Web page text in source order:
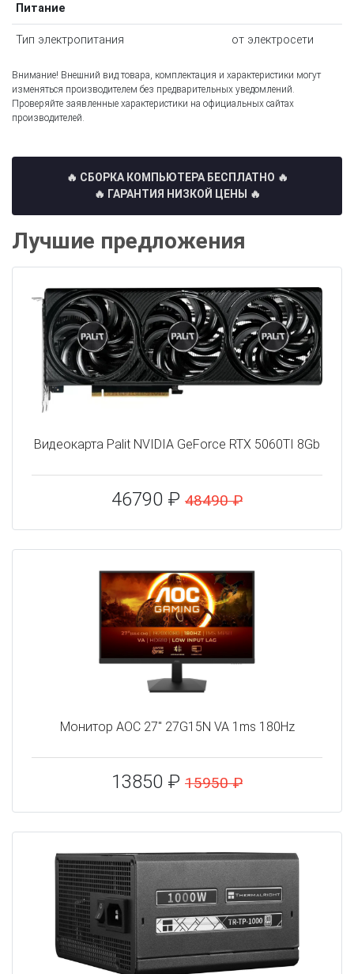
Питание
Тип электропитания от электросети
Внимание! Внешний вид товара, комплектация и характеристики могут
изменяться производителем без предварительных уведомлений.
Проверяйте заявленные характеристики на официальных сайтах
производителей.
🔥 СБОРКА КОМПЬЮТЕРА БЕСПЛАТНО 🔥
🔥 ГАРАНТИЯ НИЗКОЙ ЦЕНЫ 🔥
Лучшие предложения
Видеокарта Palit NVIDIA GeForce RTX 5060TI 8Gb
46790 ₽ 48490 ₽
Монитор AOC 27" 27G15N VA 1ms 180Hz
13850 ₽ 15950 ₽